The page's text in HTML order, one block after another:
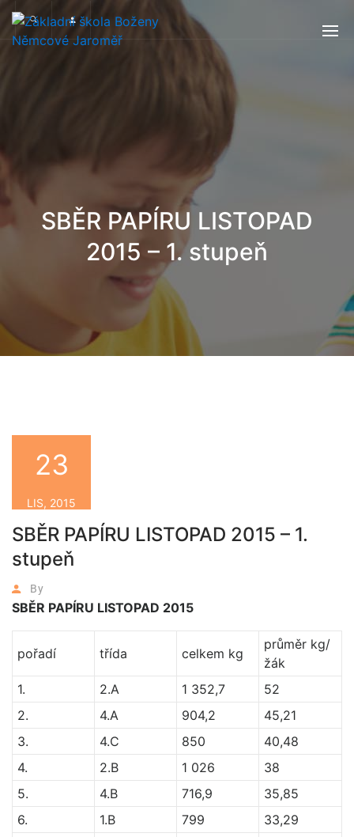
SBĚR PAPÍRU LISTOPAD
2015 – 1. stupeň
SBĚR PAPÍRU LISTOPAD 2015 – 1.
stupeň
By
23
LIS, 2015
SBĚR PAPÍRU LISTOPAD 2015
pořadí třída celkem kg
průměr kg/
žák
1.
2.A 1 352,7
52
2.
4.A 904,2
45,21
3.
4.C 850
40,48
4.
2.B 1 026
38
5.
4.B 716,9
35,85
6.
1.B 799
33,29